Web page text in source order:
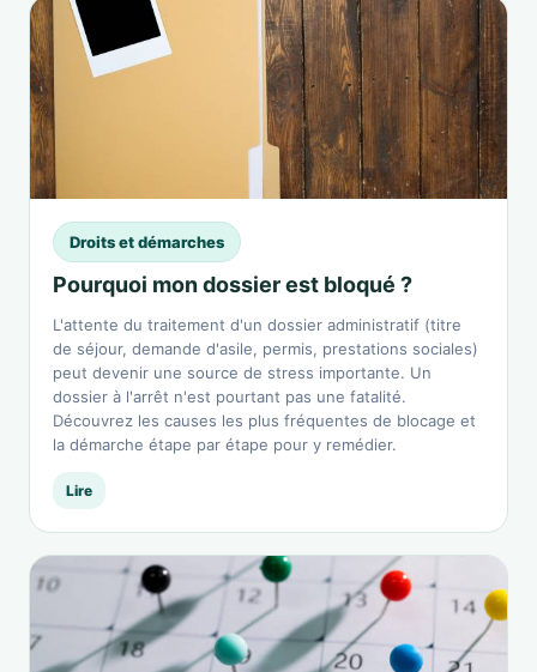
Droits et démarches
Pourquoi mon dossier est bloqué ?
L'attente du traitement d'un dossier administratif (titre
de séjour, demande d'asile, permis, prestations sociales)
peut devenir une source de stress importante. Un
dossier à l'arrêt n'est pourtant pas une fatalité.
Découvrez les causes les plus fréquentes de blocage et
la démarche étape par étape pour y remédier.
Lire